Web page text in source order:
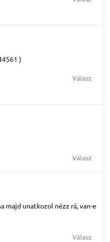
)
Válasz
Válasz
majd unatkozol nézz rá, van-e
Válasz